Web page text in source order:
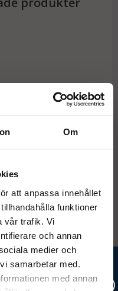
Om
att anpassa innehållet
funktioner
vår trafik. Vi
och annan
medier och
samarbetar med.
med annan
&